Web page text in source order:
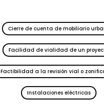
Cierre de cuenta de mobiliario
Facilidad de vialidad de un
Factibilidad a la revisión vial o
Instalaciones eléctricas